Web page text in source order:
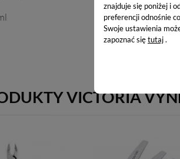
znajduje się poniżej i
preferencji odnośnie
Swoje ustawienia
zapoznać siętutaj.
VICTORIA